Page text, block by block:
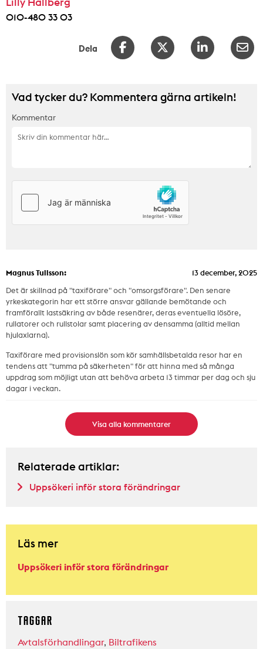
010-480 33 03
Dela
Vad tycker du? Kommentera gärna artikeln!
Kommentar
Magnus Tullsson:
13 december, 2025
Det är skillnad på "taxiförare" och "omsorgsförare". Den senare
yrkeskategorin har ett större ansvar gällande bemötande och
framförallt lastsäkring av både resenärer, deras eventuella lösöre,
rullatorer och rullstolar samt placering av densamma (alltid mellan
hjulaxlarna).
Taxiförare med provisionslön som kör samhällsbetalda resor har en
tendens att "tumma på säkerheten" för att hinna med så många
uppdrag som möjligt utan att behöva arbeta 13 timmar per dag och sju
dagar i veckan.
Visa alla kommentarer
Relaterade artiklar:
Uppsökeri inför stora förändringar
Läs mer
Uppsökeri inför stora förändringar
TAGGAR
Avtalsförhandlingar, Biltrafikens